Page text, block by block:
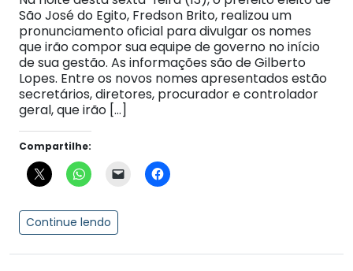
São José do Egito, Fredson Brito, realizou um
pronunciamento oficial para divulgar os nomes
que irão compor sua equipe de governo no início
de sua gestão. As informações são de Gilberto
Lopes. Entre os novos nomes apresentados estão
secretários, diretores, procurador e controlador
geral, que irão […]
Compartilhe:
Continue lendo